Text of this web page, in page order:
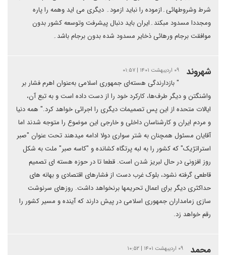
شرط وشروطهائی۔ازموده را نباید ازمود۔ دیگری می اید وهمه را پاره
ومجددا مسدود مبکند۔ایران باید دنبال پیشرفت وتوسعه کشور بدون
موافقت برجام ورهائی ذخایر مسدود شده بدون برجام باشد۔
شهروند ۰۹ اردیبهشت ۱۴۰۱ | ۰۱:۵۷
" بازدارندگی هسته‌ای جمهوری اسلامی به‌عنوان اهرم فشار بر
واشنگتن و دیگر طرف‌ها، کارکرد خود را از دست داده است و به تبع آن،
ایالات متحده از این پس تصمیمات دیگری را اجرائی خواهد کرد." همه دنیا
و مردم ایران و کارشناسان داخلی و خارجی این موضوع را متوجه شدند اما
آقایان مسئول همچنان به شتر سواری دولا ادامه میدهند تحت عنوان "صبر
استراتژیک" که کشور را به لبه پرتگاه کشانده و "کاسه صبر" ملت به شکل
روز افزونی در حال لبریز شدن است. قطعا تا در حوزه هسته ای تصمیم
قاطعی گرفته نشود، بلوک غرب دست از فشارهای اقتصادی و بهانه های
حداکثری دیگر برای اعمال تحریمها برنخواهد داشت. روزهای سرنوشت
سازی زمامداران جمهوری اسلامی در پیش دارند که آینده و مسیر کشور را
رقم خواهد زد.
محمد ۰۹ اردیبهشت ۱۴۰۱ | ۱۰:۵۲